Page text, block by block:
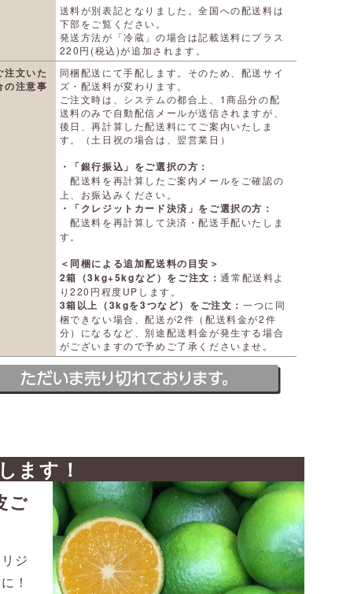
送料が別表記となりました。全国への配送料は
下部をご覧ください。
発送方法が「冷蔵」の場合は記載送料にプラス
220円(税込)が追加されます。
文いた
の注意事
同梱配送にて手配します。そのため、配送サイ
ズ・配送料が変わります。
ご注文時は、システムの都合上、1商品分の配
送料のみで自動配信メールが送信されますが、
後日、再計算した配送料にてご案内いたしま
す。（土日祝の場合は、翌営業日）
・「銀行振込」をご選択の方：
配送料を再計算したご案内メールをご確認の
上、お振込みください。
・「クレジットカード決済」をご選択の方：
配送料を再計算して決済・配送手配いたしま
す。
＜同梱による追加配送料の目安＞
2箱（3kg+5kgなど）をご注文：通常配送料よ
り220円程度UPします。
3箱以上（3kgを3つなど）をご注文：一つに同
梱できない場合、配送が2件（配送料金が2件
分）になるなど、別途配送料金が発生する場合
がございますので予めご了承くださいませ。
ます！
ご
ジ
！